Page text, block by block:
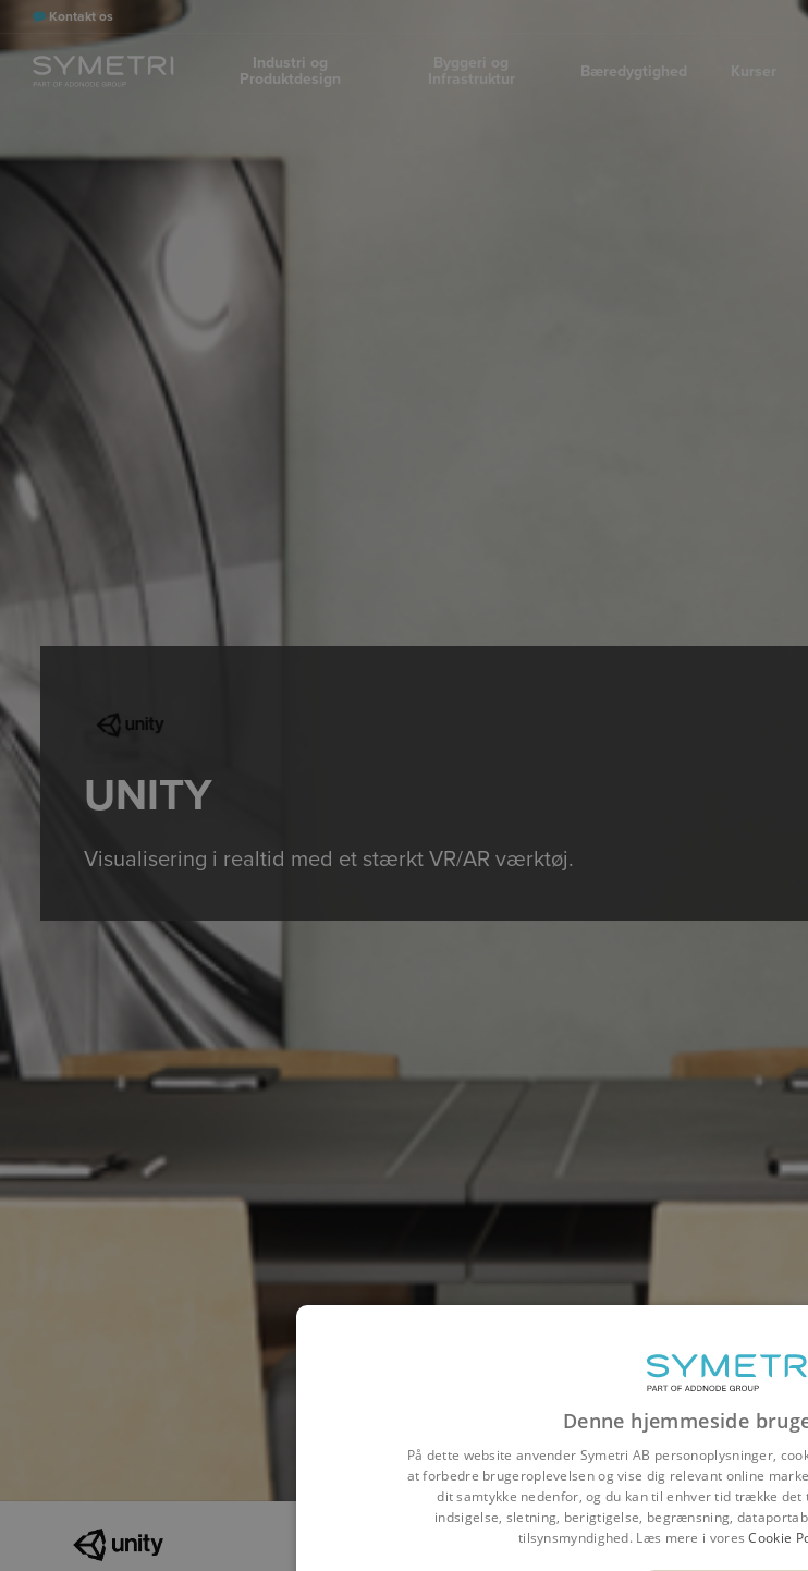
Kontakt os
Industri og
Produktdesign
Byggeri og
Infrastruktur
Bæredygtighed Kurser
UNITY
Visualisering i realtid med et stærkt VR/AR værktøj.
Denne hjemmeside
På dette website anvender Symetri AB personoplysninger,
at forbedre brugeroplevelsen og vise dig relevant online
dit samtykke nedenfor, og du kan til enhver tid trække det
indsigelse, sletning, berigtigelse, begrænsning,
tilsynsmyndighed. Læs mere i voresCookie